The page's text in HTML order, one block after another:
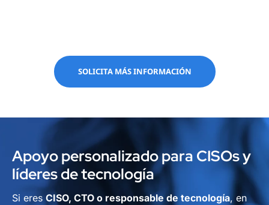
SOLICITA MÁS INFORMACIÓN
Apoyo personalizado para CISOs y
líderes de tecnología
Si eresCISO, CTO o responsable de tecnología, en